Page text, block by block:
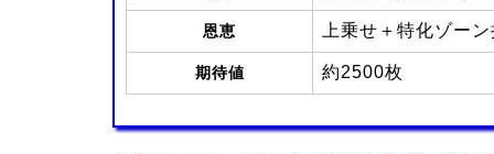
恩恵 上乗せ＋特化ゾー
期待値 約2500枚